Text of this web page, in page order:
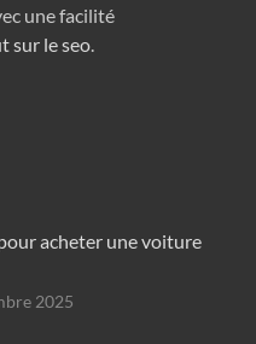
une facilité
sur le seo.
acheter une voiture
2025